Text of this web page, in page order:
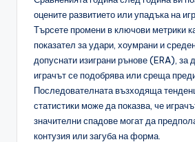
оцените развитието или упадъка на
Търсете промени в ключови метрики
показател за удари, хоумрани и
допуснати изиграни рънове (ERA), за
играчът се подобрява или среща
Последователната възходяща
статистики може да показва, че
значителни спадове могат да
контузия или загуба на форма.